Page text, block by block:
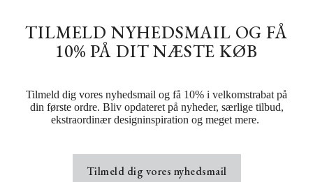
TILMELD NYHEDSMAIL OG FÅ
10% PÅ DIT NÆSTE KØB
Tilmeld dig vores nyhedsmail og få 10% i velkomstrabat på
din første ordre. Bliv opdateret på nyheder, særlige tilbud,
ekstraordinær designinspiration og meget mere.
Tilmeld dig vores nyhedsmail